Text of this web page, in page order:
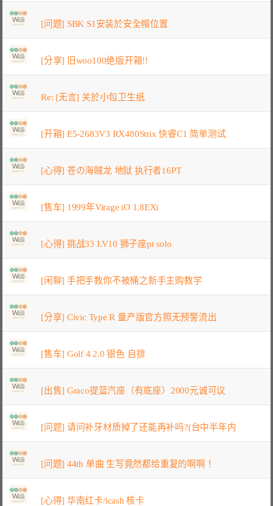
[问题] SBK S1安装於安全帽位置
[分享] 旧woo100绝版开箱!!
Re: [无言] 关於小包卫生纸
[开箱] E5-2683V3 RX480Strix 快睿C1 简单测试
[心得] 苍の海贼龙 地狱 执行者16PT
[售车] 1999年Virage iO 1.8EXi
[心得] 挑战33 LV10 狮子座pt solo
[闲聊] 手把手教你不被桶之新手主购教学
[分享] Civic Type R 量产版官方照无预警流出
[售车] Golf 4 2.0 银色 自排
[出售] Graco提篮汽座（有底座）2000元诚可议
[问题] 请问补牙材质掉了还能再补吗?(台中半年内
[问题] 44th 单曲 生写竟然都给重复的啊啊！
[心得] 华南红卡/icash 核卡